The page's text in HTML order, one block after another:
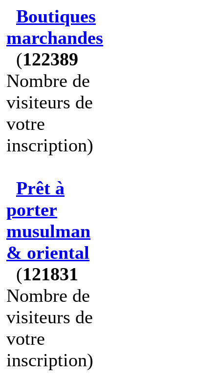
Boutiques
marchandes
(122389
Nombre de
visiteurs de
votre
inscription)
Prêt à
porter
musulman
& oriental
(121831
Nombre de
visiteurs de
votre
inscription)